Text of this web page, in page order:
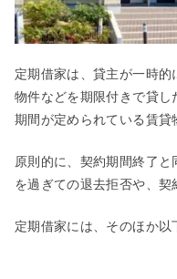
定期借家は、貸主が一時
物件などを期限付きで貸し
期間が定められている賃貸
原則的に、契約期間終了
を過ぎての退去拒否や、契
定期借家には、そのほか以